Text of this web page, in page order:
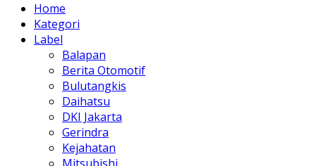
Home
Kategori
Label
Balapan
Berita Otomotif
Bulutangkis
Daihatsu
DKI Jakarta
Gerindra
Kejahatan